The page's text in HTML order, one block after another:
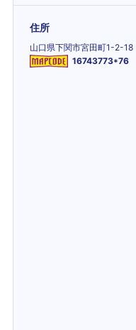
住所
山口県下関市宮田町1-2-18
16743773*76